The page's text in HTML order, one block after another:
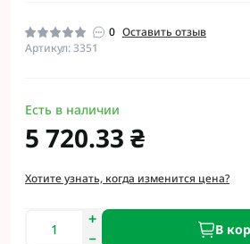
0 Оставить отзыв
Артикул: 3351
Есть в наличии
5 720.33 ₴
Хотите узнать, когда изменится цена?
В